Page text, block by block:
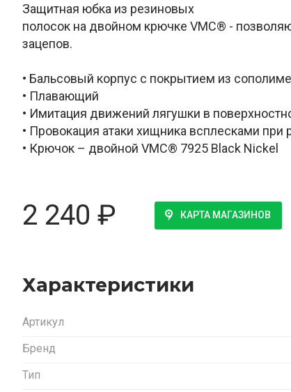
Защитная юбка из резиновых
полосок на двойном крючке VMC® -
зацепов.
• Бальсовый корпус с покрытием из
• Плавающий
• Имитация движений лягушки в
• Провокация атаки хищника всплесками при
• Крючок – двойной VMC® 7925 Black Nickel
2 240 ₽ КАРТА МАГАЗИНОВ
Характеристики
Артикул
Бренд
Тип